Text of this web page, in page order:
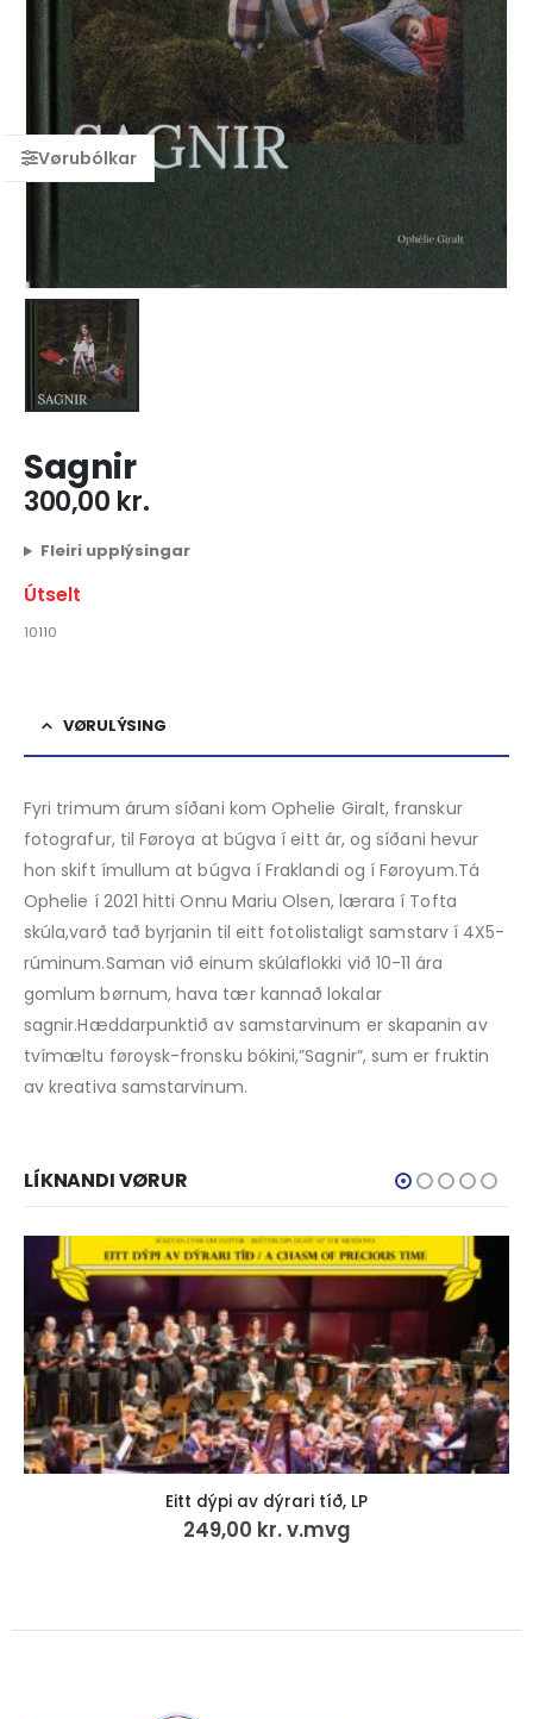
Sagnir
300,00 kr.
Fleiri upplýsingar
Útselt
10110
VØRULÝSING
Fyri trimum árum síðani kom Ophelie Giralt, franskur
fotografur, til Føroya at búgva í eitt ár, og síðani hevur
hon skift ímullum at búgva í Fraklandi og í Føroyum.Tá
Ophelie í 2021 hitti Onnu Mariu Olsen, lærara í Tofta
skúla,varð tað byrjanin til eitt fotolistaligt samstarv í 4X5-
rúminum.Saman við einum skúlaflokki við 10-11 ára
gomlum børnum, hava tær kannað lokalar
sagnir.Hæddarpunktið av samstarvinum er skapanin av
tvímæltu føroysk-fronsku bókini,”Sagnir”, sum er fruktin
av kreativa samstarvinum.
LÍKNANDI VØRUR